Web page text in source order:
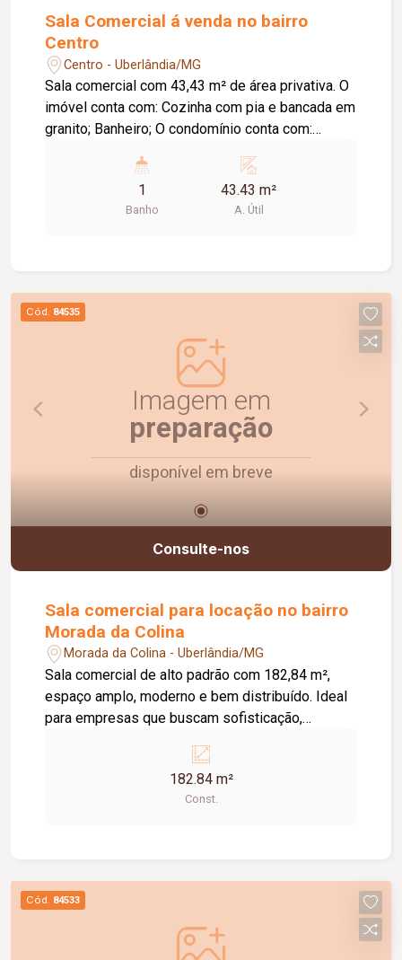
Sala Comercial á venda no bairro
Centro
Centro - Uberlândia/MG
Sala comercial com 43,43 m² de área privativa. O
imóvel conta com: Cozinha com pia e bancada em
granito; Banheiro; O condomínio conta com:
andar; Piso em cerâmica; Prédio seguro, ideal
para instalação de escritórios e consultórios.
1
Banho
43.43 m²
A. Útil
Cód. 84535
Imagem em
preparação
disponível em breve
Consulte-nos
Sala comercial para locação no bairro
Morada da Colina
Morada da Colina - Uberlândia/MG
Sala comercial de alto padrão com 182,84 m²,
espaço amplo, moderno e bem distribuído. Ideal
para empresas que buscam sofisticação,
atender seus clientes. Excelente oportunidade
para instalação de negócios de alto nível.
182.84 m²
Const.
Cód. 84533